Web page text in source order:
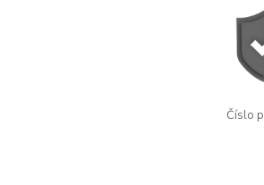
Číslo